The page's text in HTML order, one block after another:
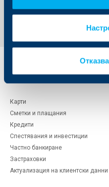
Карти
Сметки и плащания
Кредити
Спестявания и инвестиции
Частно банкиране
Застраховки
Актуализация на клиентски данни